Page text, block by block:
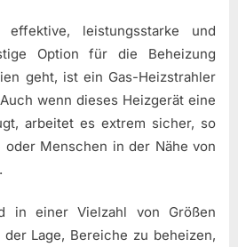
leistungsstarke und
Option für die Beheizung
geht, ist ein Gas-Heizstrahler
wenn dieses Heizgerät eine
arbeitet es extrem sicher, so
Menschen in der Nähe von
in einer Vielzahl von Größen
Lage, Bereiche zu beheizen,